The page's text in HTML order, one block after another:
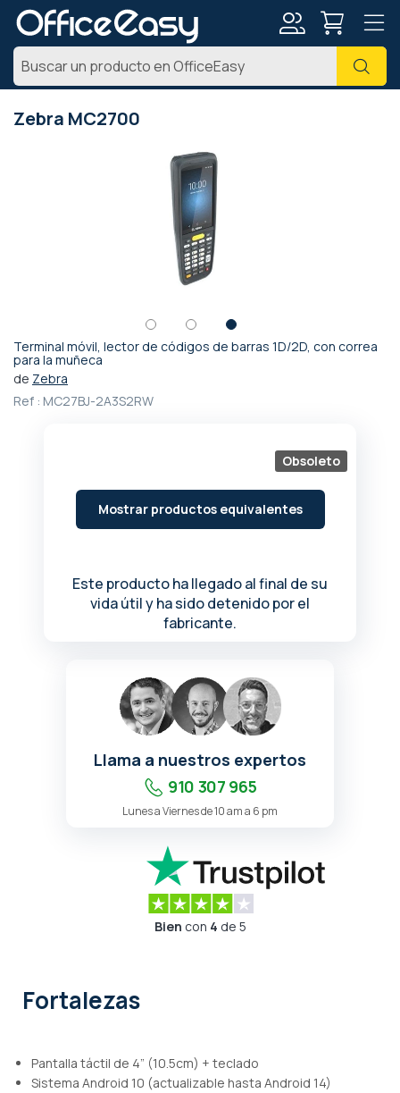
Zebra MC2700
Terminal móvil, lector de códigos de barras 1D/2D, con correa
para la muñeca
de Zebra
Ref : MC27BJ-2A3S2RW
Obsoleto
Mostrar productos equivalentes
Este producto ha llegado al final de su
vida útil y ha sido detenido por el
fabricante.
Saltar
al
de
Llama a nuestros expertos
910 307 965
Lunes a Viernes de 10 am a 6 pm
Bien con 4 de 5
Fortalezas
Pantalla táctil de 4” (10.5cm) + teclado
Sistema Android 10 (actualizable hasta Android 14)